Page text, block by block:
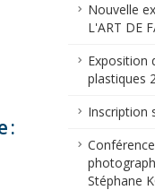
:
Nouvelle
L'ART DE
Exposition
plastiques
Inscription
Stéphane